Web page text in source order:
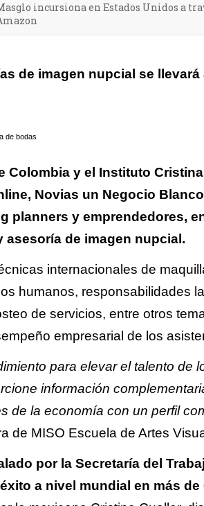
incursiona en Estados Unidos a
de imagen nupcial se llevará
de bodas
Colombia y el Instituto
Novias un Negocio
planners y emprendedores,
asesoría de imagen nupcial.
internacionales de
humanos, responsabilidades
de servicios, entre otros
empresarial de los
para elevar el talento de
información
de la economía con un perfil
de MISO Escuela de Artes
por la Secretaría del
a nivel mundial en más de